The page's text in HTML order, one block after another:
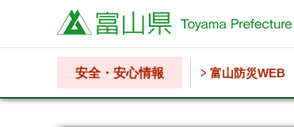
富山県
安全・安心情報 富山防災WEB